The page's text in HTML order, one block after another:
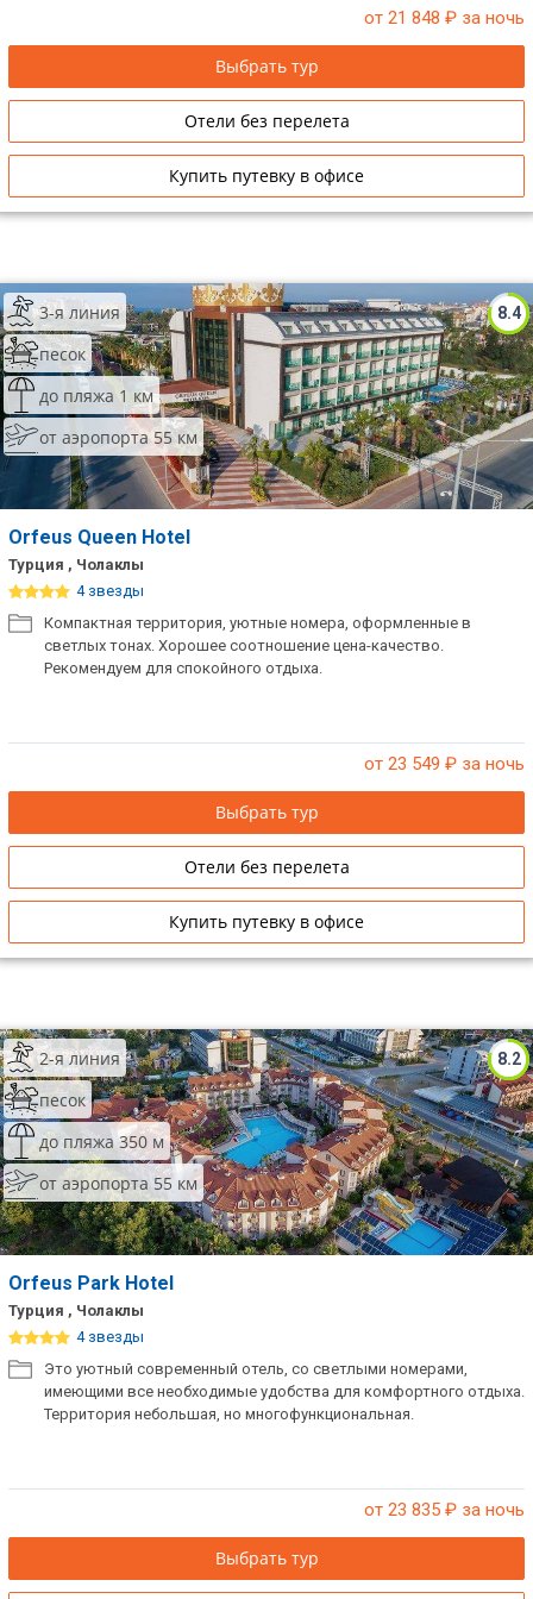
от 21 848 ₽ за ночь
Выбрать тур
Отели без перелета
Купить путевку в офисе
8.4
3-я линия
песок
до пляжа 1 км
от аэропорта 55 км
Orfeus Queen Hotel
Турция , Чолаклы
4 звезды
Компактная территория, уютные номера, оформленные в
светлых тонах. Хорошее соотношение цена-качество.
Рекомендуем для спокойного отдыха.
от 23 549 ₽ за ночь
Выбрать тур
Отели без перелета
Купить путевку в офисе
8.2
2-я линия
песок
до пляжа 350 м
от аэропорта 55 км
Orfeus Park Hotel
Турция , Чолаклы
4 звезды
Это уютный современный отель, со светлыми номерами,
имеющими все необходимые удобства для комфортного отдыха.
Территория небольшая, но многофункциональная.
от 23 835 ₽ за ночь
Выбрать тур
Сетевые отели Шри Ланки
Сетевые отели Вьетнама
Сетевые отели Бали
Сетевые отели Сейшел
Сетевые отели Маврикия